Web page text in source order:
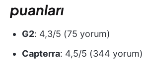
puanları
G2: 4,3/5 (75 yorum)
Capterra: 4,5/5 (344 yorum)